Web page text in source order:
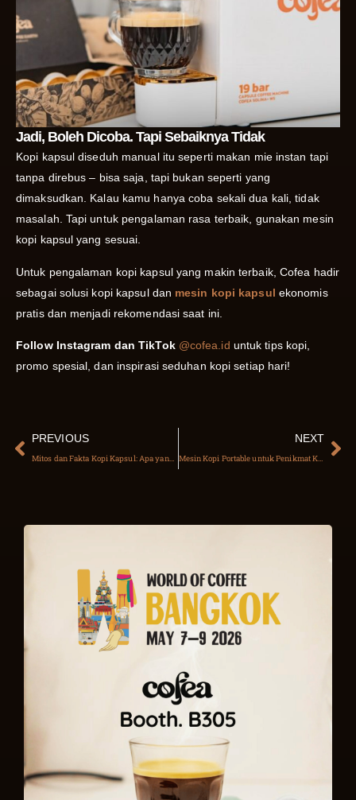
Jadi, Boleh Dicoba. Tapi Sebaiknya Tidak
Kopi kapsul diseduh manual itu seperti makan mie instan tapi
tanpa direbus – bisa saja, tapi bukan seperti yang
dimaksudkan. Kalau kamu hanya coba sekali dua kali, tidak
masalah. Tapi untuk pengalaman rasa terbaik, gunakan mesin
kopi kapsul yang sesuai.
Untuk pengalaman kopi kapsul yang makin terbaik, Cofea hadir
sebagai solusi kopi kapsul dan mesin kopi kapsul ekonomis
pratis dan menjadi rekomendasi saat ini.
Follow Instagram dan TikTok @cofea.id untuk tips kopi,
promo spesial, dan inspirasi seduhan kopi setiap hari!
PREVIOUS
Mitos dan Fakta Kopi Kapsul: Apa yang Perlu Kamu Tahu Sebagai Pengguna Setia?
NEXT